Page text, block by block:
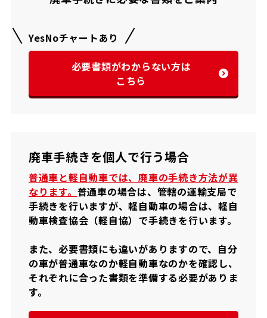
YesNoチャートあり
必要書類がわからない方は
こちら
廃車手続きを個人で行う場合
普通車と軽自動車では、廃車の手続き方法が異
なります。 普通車の場合は、管轄の運輸支局で
手続きを行いますが、軽自動車の場合は、軽自
動車検査協会（軽自協）で手続きを行います。
また、必要書類にも違いがありますので、自分
の車が普通車なのか軽自動車なのかを確認し、
それぞれに合った書類を準備する必要がありま
す。